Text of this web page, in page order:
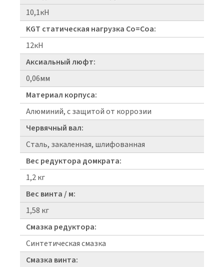
10,1кН
KGT статическая нагрузка Co=Coa:
12кН
Аксиальный люфт:
0,06мм
Материал корпуса:
Алюминий, с защитой от коррозии
Червячный вал:
Сталь, закаленная, шлифованная
Вес редуктора домкрата:
1,2 кг
Вес винта / м:
1,58 кг
Смазка редуктора:
Синтетическая смазка
Смазка винта: